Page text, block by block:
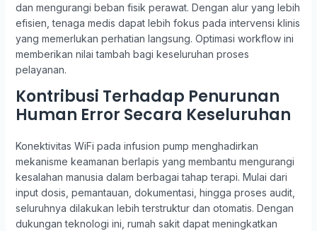
dan mengurangi beban fisik perawat. Dengan alur yang lebih
efisien, tenaga medis dapat lebih fokus pada intervensi klinis
yang memerlukan perhatian langsung. Optimasi workflow ini
memberikan nilai tambah bagi keseluruhan proses
pelayanan.
Kontribusi Terhadap Penurunan
Human Error Secara Keseluruhan
Konektivitas WiFi pada infusion pump menghadirkan
mekanisme keamanan berlapis yang membantu mengurangi
kesalahan manusia dalam berbagai tahap terapi. Mulai dari
input dosis, pemantauan, dokumentasi, hingga proses audit,
seluruhnya dilakukan lebih terstruktur dan otomatis. Dengan
dukungan teknologi ini, rumah sakit dapat meningkatkan